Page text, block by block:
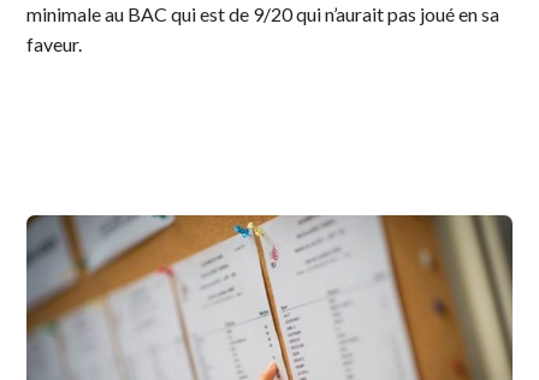
minimale au BAC qui est de 9/20 qui n’aurait pas joué en sa
faveur.